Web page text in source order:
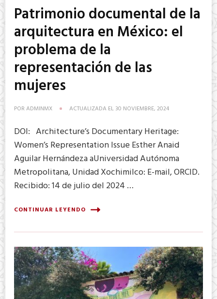
Patrimonio documental de la
arquitectura en México: el
problema de la
representación de las
mujeres
POR ADMINMX ACTUALIZADA EL 30 NOVIEMBRE, 2024
DOI: Architecture’s Documentary Heritage:
Women’s Representation Issue Esther Anaid
Aguilar Hernándeza aUniversidad Autónoma
Metropolitana, Unidad Xochimilco: E-mail, ORCID.
Recibido: 14 de julio del 2024 …
CONTINUAR LEYENDO